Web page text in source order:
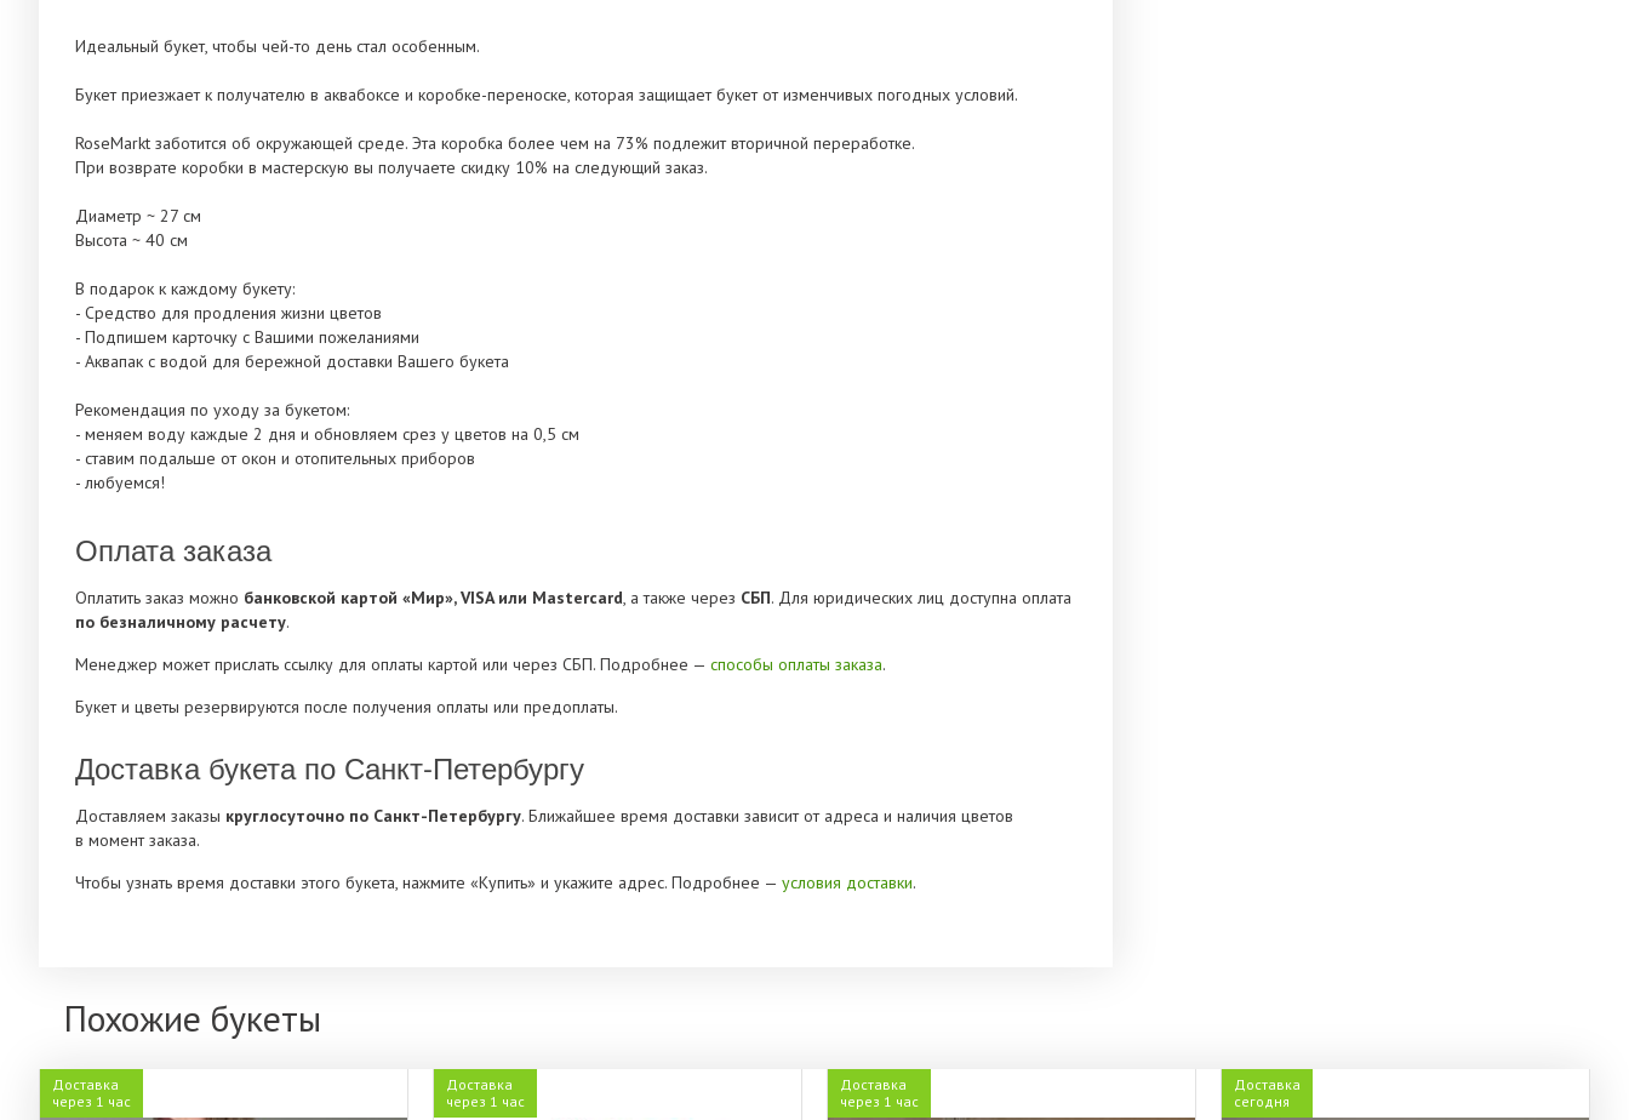
Идеальный букет, чтобы чей-то день стал особенным.
Букет приезжает к получателю в аквабоксе и коробке-переноске, которая защищает букет от изменчивых погодных условий.
RoseMarkt заботится об окружающей среде. Эта коробка более чем на 73% подлежит вторичной переработке.
При возврате коробки в мастерскую вы получаете скидку 10% на следующий заказ.
Диаметр ~ 27 см
Высота ~ 40 см
В подарок к каждому букету:
- Средство для продления жизни цветов
- Подпишем карточку с Вашими пожеланиями
- Аквапак с водой для бережной доставки Вашего букета
Рекомендация по уходу за букетом:
- меняем воду каждые 2 дня и обновляем срез у цветов на 0,5 см
- ставим подальше от окон и отопительных приборов
- любуемся!
Оплата заказа
Оплатить заказ можно банковской картой «Мир», VISA или Mastercard, а также через СБП. Для юридических лиц доступна оплата
по безналичному расчету.
Менеджер может прислать ссылку для оплаты картой или через СБП. Подробнее — способы оплаты заказа.
Букет и цветы резервируются после получения оплаты или предоплаты.
Доставка букета по Санкт-Петербургу
Доставляем заказы круглосуточно по Санкт-Петербургу. Ближайшее время доставки зависит от адреса и наличия цветов
в момент заказа.
Чтобы узнать время доставки этого букета, нажмите «Купить» и укажите адрес. Подробнее — условия доставки.
Похожие букеты
Доставка
через 1 час
Доставка
через 1 час
Доставка
через 1 час
Доставка
сегодня